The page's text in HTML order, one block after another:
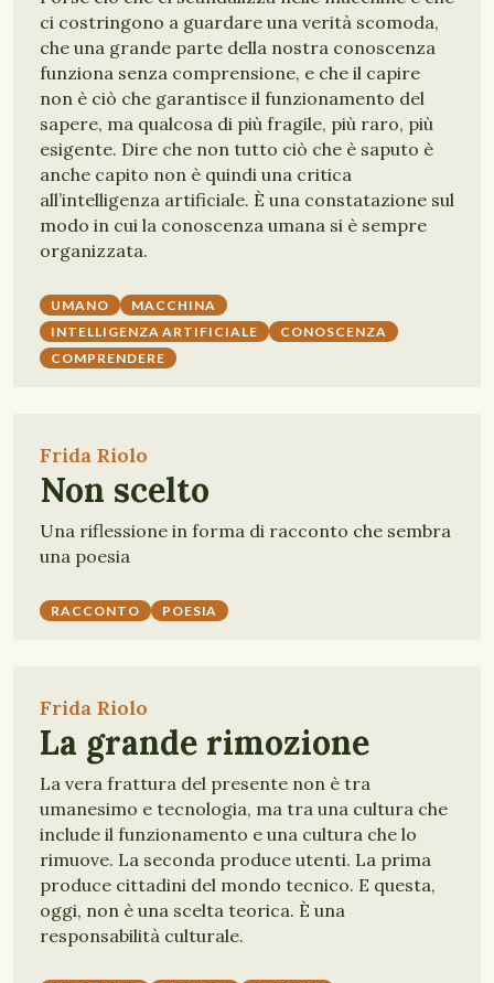
ci costringono a guardare una verità scomoda,
che una grande parte della nostra conoscenza
funziona senza comprensione, e che il capire
non è ciò che garantisce il funzionamento del
sapere, ma qualcosa di più fragile, più raro, più
esigente. Dire che non tutto ciò che è saputo è
anche capito non è quindi una critica
all’intelligenza artificiale. È una constatazione sul
modo in cui la conoscenza umana si è sempre
organizzata.
UMANO
MACCHINA
INTELLIGENZA ARTIFICIALE
CONOSCENZA
COMPRENDERE
Frida Riolo
Non scelto
Una riflessione in forma di racconto che sembra
una poesia
RACCONTO POESIA
Frida Riolo
La grande rimozione
La vera frattura del presente non è tra
umanesimo e tecnologia, ma tra una cultura che
include il funzionamento e una cultura che lo
rimuove. La seconda produce utenti. La prima
produce cittadini del mondo tecnico. E questa,
oggi, non è una scelta teorica. È una
responsabilità culturale.